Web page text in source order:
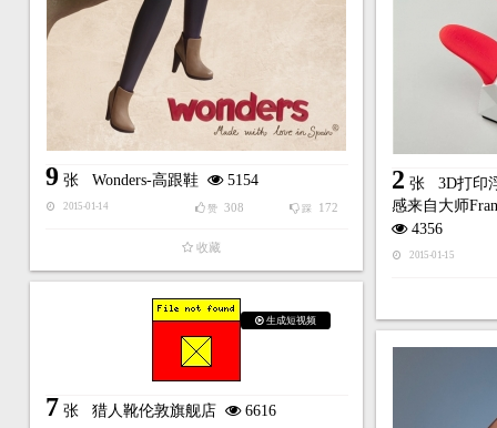
2 张 3D打印
感来自大师
4356
2015-01-15
9张 Wonders-高跟鞋 5154
2015-01-14 踩 172
赞 308
收藏
生成短视频
7 张 猎人靴伦敦旗舰店 6616